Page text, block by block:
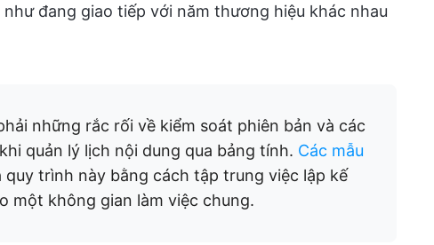
đang giao tiếp với năm thương hiệu khác nhau
những rắc rối về kiểm soát phiên bản và các
quản lý lịch nội dung qua bảng tính. Các mẫu
quy trình này bằng cách tập trung việc lập kế
một không gian làm việc chung.